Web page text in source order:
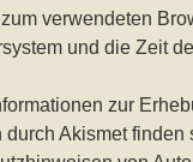
verwendeten
und die Zeit
zur
durch Akismet finden